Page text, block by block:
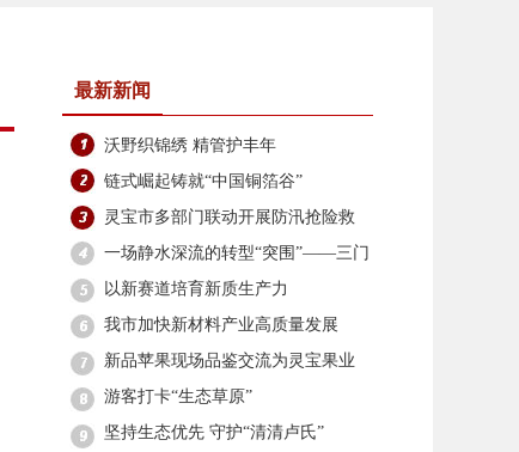
最新新闻
沃野织锦绣 精管护丰年
链式崛起铸就“中国铜箔谷”
灵宝市多部门联动开展防汛抢险救
灾
一场静水深流的转型“突围”——三门
峡上半年工业经济扫描
以新赛道培育新质生产力
我市加快新材料产业高质量发展
新品苹果现场品鉴交流为灵宝果业
注入新活力
游客打卡“生态草原”
坚持生态优先 守护“清清卢氏”